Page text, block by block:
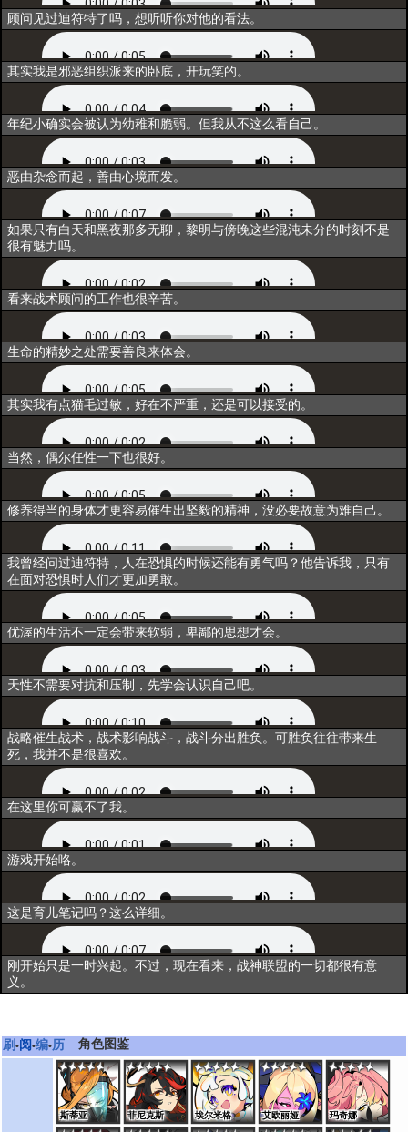
互动1
顾问见过迪符特了吗，想听听你对他的看法。
互动2
其实我是邪恶组织派来的卧底，开玩笑的。
互动3
年纪小确实会被认为幼稚和脆弱。但我从不这么看自己。
互动4
恶由杂念而起，善由心境而发。
互动5
如果只有白天和黑夜那多无聊，黎明与傍晚这些混沌未分的时刻不是
很有魅力吗。
闲聊1
看来战术顾问的工作也很辛苦。
闲聊2
生命的精妙之处需要善良来体会。
闲聊3
其实我有点猫毛过敏，好在不严重，还是可以接受的。
唤醒
当然，偶尔任性一下也很好。
同行
修养得当的身体才更容易催生出坚毅的精神，没必要故意为难自己。
重构
我曾经问过迪符特，人在恐惧的时候还能有勇气吗？他告诉我，只有
在面对恐惧时人们才更加勇敢。
联结
优渥的生活不一定会带来软弱，卑鄙的思想才会。
归一
天性不需要对抗和压制，先学会认识自己吧。
超越
战略催生战术，战术影响战斗，战斗分出胜负。可胜负往往带来生
死，我并不是很喜欢。
释放技能
在这里你可赢不了我。
出战
游戏开始咯。
资料一
这是育儿笔记吗？这么详细。
资料二
刚开始只是一时兴起。不过，现在看来，战神联盟的一切都很有意
义。
刷•阅•编•历 角色图鉴
斯蒂亚 菲尼克斯 埃尔米格 艾欧丽娅 玛奇娜